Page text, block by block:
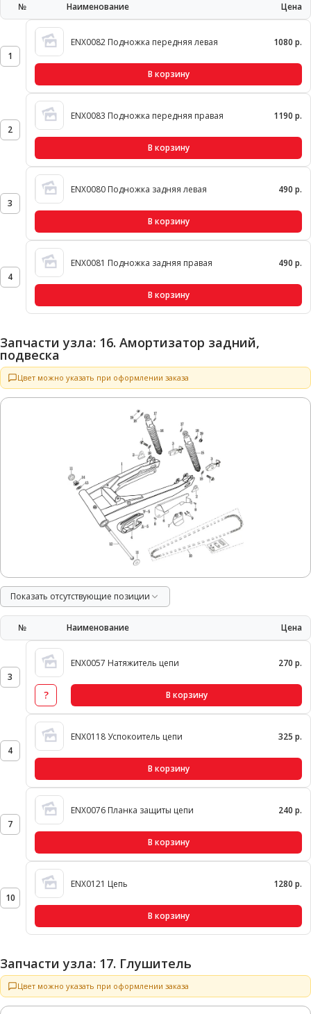
№ Наименование Цена
1
ENX0082 Подножка передняя левая 1080 р.
В корзину
2
ENX0083 Подножка передняя правая 1190 р.
В корзину
3
ENX0080 Подножка задняя левая 490 р.
В корзину
4
ENX0081 Подножка задняя правая 490 р.
В корзину
Запчасти узла: 16. Амортизатор задний,
подвеска
Цвет можно указать при оформлении заказа
Показать отсутствующие позиции
№ Наименование Цена
3
ENX0057 Натяжитель цепи 270 р.
? В корзину
4
ENX0118 Успокоитель цепи 325 р.
В корзину
7
ENX0076 Планка защиты цепи 240 р.
В корзину
10
ENX0121 Цепь 1280 р.
В корзину
Запчасти узла: 17. Глушитель
Цвет можно указать при оформлении заказа